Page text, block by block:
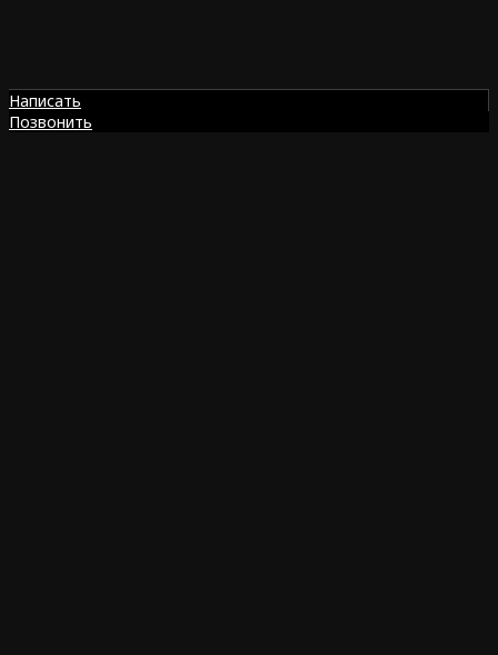
Написать
Позвонить